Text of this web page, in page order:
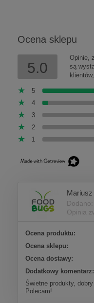
Ocena sklepu
5.0
Opinie,
są
5
4
3
2
1
Mariusz
Opinia
Ocena produktu:
Ocena sklepu:
Ocena dostawy:
Dodatkowy komentarz:
Świetne produkty,
Polecam!